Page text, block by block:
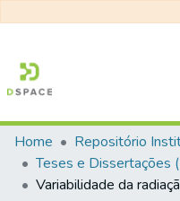
Communities & Collections
All of DSpace
Home